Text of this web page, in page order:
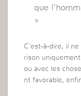
que
»
C’est-à-dire, il
rison
ou avec les
nt favorable,